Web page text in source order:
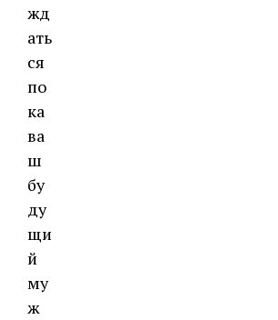
жд
ать
ся
по
ка
ва
ш
бу
ду
щи
й
му
ж